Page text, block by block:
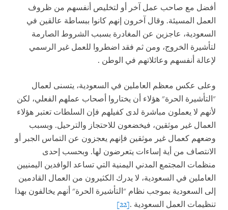
أفضل مع صاحب عمل آخر أو لتخليص أنفسهم من ظروف
العمل المسيئة. وقال آخرون إنهم كانوا ببساطة عالقين في
السعودية، عاجزين عن المغادرة بسبب الشروط الصارمة
لتأشيرة الخروج، ومن ثم فقد اضطروا للعمل غير الرسمي
لإعالة أنفسهم وعائلاتهم في الوطن .
وعلى عكس معظم العاملين في السعودية، يتسنى لعمال
"التأشيرة الحرة" هؤلاء أن يختاروا أصحاب عملهم الفعلي، لكن
لأنهم لا يعملون مباشرة لدى كفيلهم فإن السلطات تعتبر هؤلاء
العمال غير موثقين، فيخضعون للاحتجاز والترحيل. وبسبب
وضعهم كعمال غير موثقين فإنهم يعجزون عن التماس الجبر أو
الانتصاف من أية إساءات يتعرضون لها. وبحسب إحدى
منظمات المجتمع المدني اليمنية التي تساعد الوافدين اليمنيين
العاملين في السعودية، لا يدرك الكثيرون من العمال القادمين
إلى السعودية بموجب نظام "التأشيرة الحرة" أنهم يخالفون بهذا
تنظيمات العمل السعودية .
[22]